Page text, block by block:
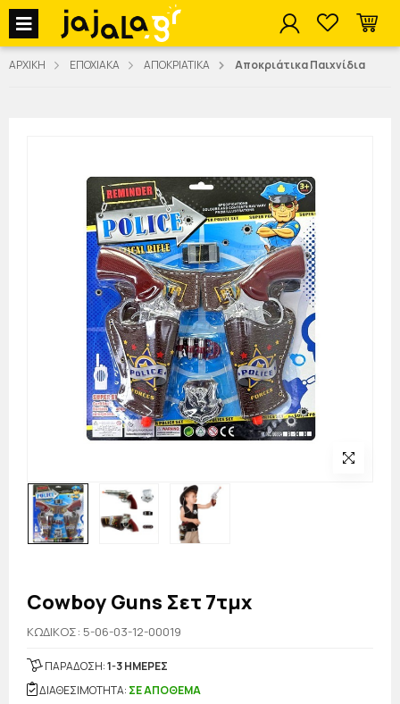
jajala Menu
ΑΡΧΙΚΗ ΕΠΟΧΙΑΚΑ ΑΠΟΚΡΙΑΤΙΚΑ Αποκριάτικα Παιχνίδια
Cowboy Guns Σετ 7τμχ
KΩΔΙΚΟΣ: 5-06-03-12-00019
ΠΑΡΑΔΟΣΗ:1-3 ΗΜΕΡΕΣ
ΔΙΑΘΕΣΙΜΟΤΗΤΑ: ΣΕ ΑΠΟΘΕΜΑ